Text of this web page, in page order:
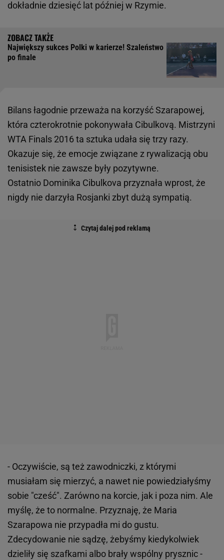
dokładnie dziesięć lat później w Rzymie.
Największy sukces Polki w karierze! Szaleństwo
po finale
Bilans łagodnie przeważa na korzyść Szarapowej,
która czterokrotnie pokonywała Cibulkovą. Mistrzyni
WTA Finals 2016 ta sztuka udała się trzy razy.
Okazuje się, że emocje związane z rywalizacją obu
tenisistek nie zawsze były pozytywne.
Ostatnio Dominika Cibulkova przyznała wprost, że
nigdy nie darzyła Rosjanki zbyt dużą sympatią.
- Oczywiście, są też zawodniczki, z którymi
musiałam się mierzyć, a nawet nie powiedziałyśmy
sobie "cześć". Zarówno na korcie, jak i poza nim. Ale
myślę, że to normalne. Przyznaję, że Maria
Szarapowa nie przypadła mi do gustu.
Zdecydowanie nie sądzę, żebyśmy kiedykolwiek
dzieliły się szafkami albo brały wspólny prysznic -